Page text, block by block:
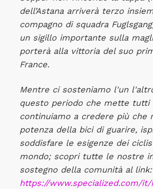
dell’Astana arriverà terzo
compagno di squadra
un sigillo importante sulla
porterà alla vittoria del suo
France.
Mentre ci sosteniamo l'un
questo periodo che mette tutti
continuiamo a credere più che
potenza della bici di guarire,
soddisfare le esigenze dei
mondo; scopri tutte le nostre
sostegno della comunità al link:
https://www.specialized.com/